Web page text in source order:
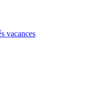
vacances